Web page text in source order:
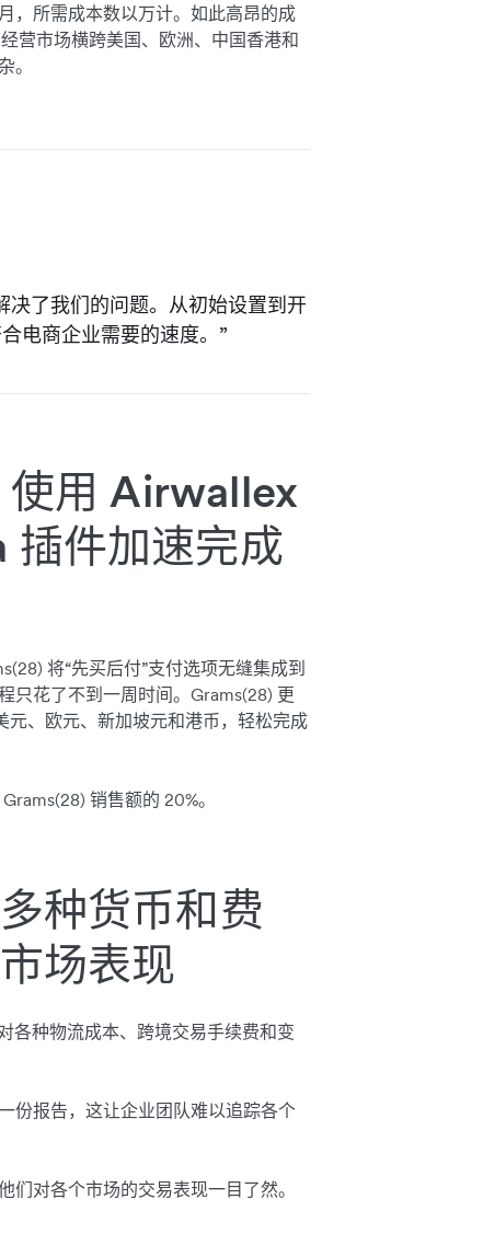
，所需成本数以万计。如此高昂的成
营市场横跨美国、欧洲、中国香港和
。
了我们的问题。从初始设置到开
电商企业需要的速度。”
使用 Airwallex
插件加速完成
将“先买后付”支付选项无缝集成到
只花了不到一周时间。Grams(28) 更
、欧元、新加坡元和港币，轻松完成
销售额的 20%。
种货币和费
场表现
各种物流成本、跨境交易手续费和变
份报告，这让企业团队难以追踪各个
对各个市场的交易表现一目了然。